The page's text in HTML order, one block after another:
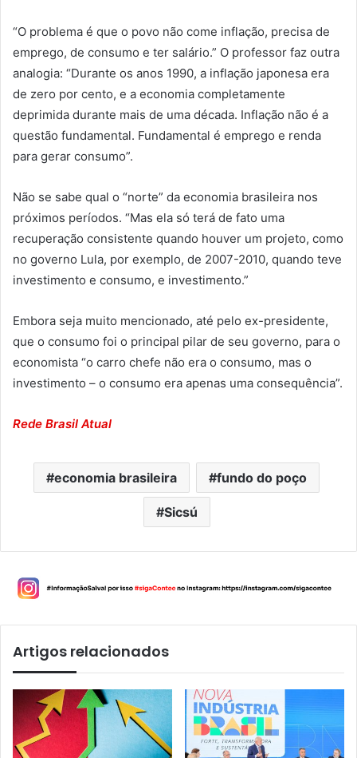
“O problema é que o povo não come inflação, precisa de
emprego, de consumo e ter salário.” O professor faz outra
analogia: “Durante os anos 1990, a inflação japonesa era
de zero por cento, e a economia completamente
deprimida durante mais de uma década. Inflação não é a
questão fundamental. Fundamental é emprego e renda
para gerar consumo”.
Não se sabe qual o “norte” da economia brasileira nos
próximos períodos. “Mas ela só terá de fato uma
recuperação consistente quando houver um projeto, como
no governo Lula, por exemplo, de 2007-2010, quando teve
investimento e consumo, e investimento.”
Embora seja muito mencionado, até pelo ex-presidente,
que o consumo foi o principal pilar de seu governo, para o
economista “o carro chefe não era o consumo, mas o
investimento – o consumo era apenas uma consequência”.
Rede Brasil Atual
economia brasileira fundo do poço
Sicsú
Artigos relacionados